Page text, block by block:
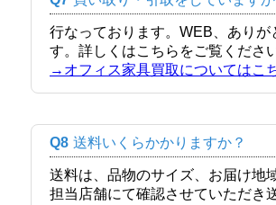
行なっております。WEB、あり
す。詳しくはこちらをご覧くださ
→オフィス家具買取についてはこ
Q8 送料いくらかかりますか？
送料は、品物のサイズ、お届け地
担当店舗にて確認させていただき